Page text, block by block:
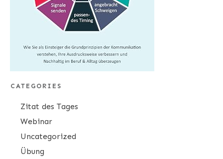
CATEGORIES
Zitat des Tages
Webinar
Uncategorized
Übung